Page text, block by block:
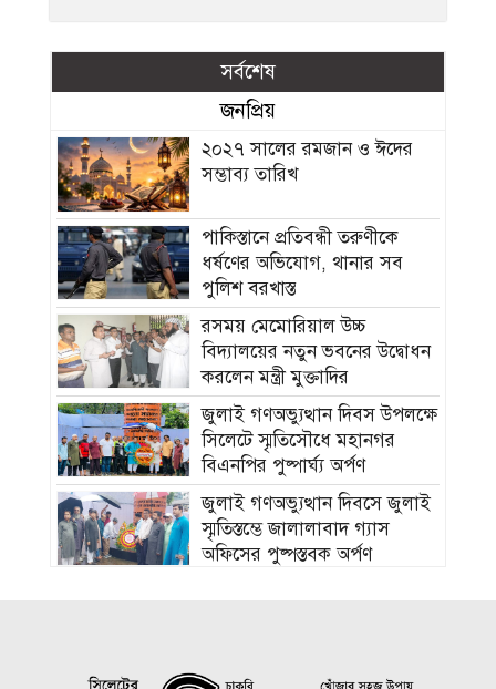
সর্বশেষ
জনপ্রিয়
২০২৭ সালের রমজান ও ঈদের
সম্ভাব্য তারিখ
পাকিস্তানে প্রতিবন্ধী তরুণীকে
ধর্ষণের অভিযোগ, থানার সব
পুলিশ বরখাস্ত
রসময় মেমোরিয়াল উচ্চ
বিদ্যালয়ের নতুন ভবনের উদ্বোধন
করলেন মন্ত্রী মুক্তাদির
জুলাই গণঅভ্যুত্থান দিবস উপলক্ষে
সিলেটে স্মৃতিসৌধে মহানগর
বিএনপির পুষ্পার্ঘ্য অর্পণ
জুলাই গণঅভ্যুত্থান দিবসে জুলাই
স্মৃতিস্তম্ভে জালালাবাদ গ্যাস
অফিসের পুষ্পস্তবক অর্পণ
জুলাই আহত যোদ্ধা মিতুর খোঁজ